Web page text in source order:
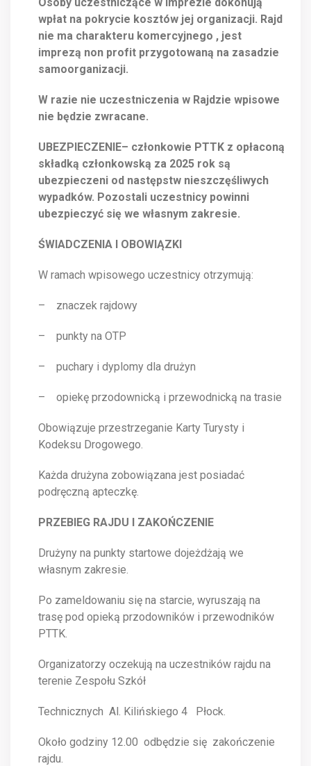
wpłat na pokrycie kosztów jej organizacji. Rajd
nie ma charakteru komercyjnego , jest
imprezą non profit przygotowaną na zasadzie
samoorganizacji.
W razie nie uczestniczenia w Rajdzie wpisowe
nie będzie zwracane.
UBEZPIECZENIE– członkowie PTTK z opłaconą
składką członkowską za 2025 rok są
ubezpieczeni od następstw nieszczęśliwych
wypadków. Pozostali uczestnicy powinni
ubezpieczyć się we własnym zakresie.
ŚWIADCZENIA I OBOWIĄZKI
W ramach wpisowego uczestnicy otrzymują:
– znaczek rajdowy
– punkty na OTP
– puchary i dyplomy dla drużyn
– opiekę przodownicką i przewodnicką na trasie
Obowiązuje przestrzeganie Karty Turysty i
Kodeksu Drogowego.
Każda drużyna zobowiązana jest posiadać
podręczną apteczkę.
PRZEBIEG RAJDU I ZAKOŃCZENIE
Drużyny na punkty startowe dojeżdżają we
własnym zakresie.
Po zameldowaniu się na starcie, wyruszają na
trasę pod opieką przodowników i przewodników
PTTK.
Organizatorzy oczekują na uczestników rajdu na
terenie Zespołu Szkół
Technicznych Al. Kilińskiego 4 Płock.
Około godziny 12.00 odbędzie się zakończenie
rajdu.